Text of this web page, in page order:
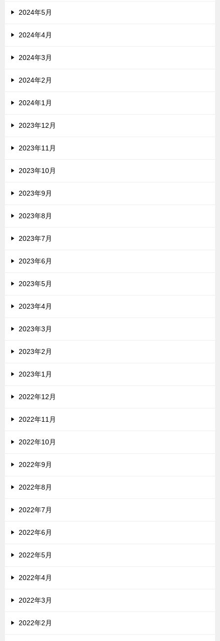
2024年5月
2024年4月
2024年3月
2024年2月
2024年1月
2023年12月
2023年11月
2023年10月
2023年9月
2023年8月
2023年7月
2023年6月
2023年5月
2023年4月
2023年3月
2023年2月
2023年1月
2022年12月
2022年11月
2022年10月
2022年9月
2022年8月
2022年7月
2022年6月
2022年5月
2022年4月
2022年3月
2022年2月